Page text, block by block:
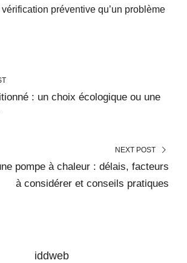
préventive qu’un problème
: un choix écologique ou une
NEXT POST
pompe à chaleur : délais, facteurs
à considérer et conseils pratiques
iddweb